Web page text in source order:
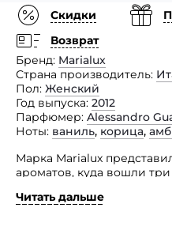
Скидки
Возврат
Бренд Marialux
Страна производитель
Пол Женский
Год выпуска 2012
Парфюмер Alessandro
Ноты ваниль, корица,
Марка Marialux
ароматов, куда вошли
это посвящение любви, а
Читать дальше